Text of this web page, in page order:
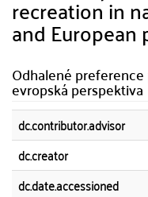
recreation in
and European
Odhalené
evropská perspektiva
dc.contributor.advisor
dc.creator
dc.date.accessioned